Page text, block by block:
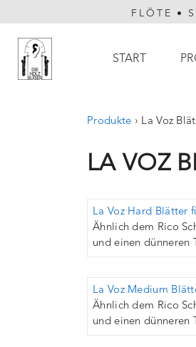
FLÖTE •
Hauptnavigation
START
Produkte › La Voz
LA VOZ
La Voz Hard Blätter
Ähnlich dem Rico
und einen dünneren
La Voz Medium
Ähnlich dem Rico
und einen dünneren